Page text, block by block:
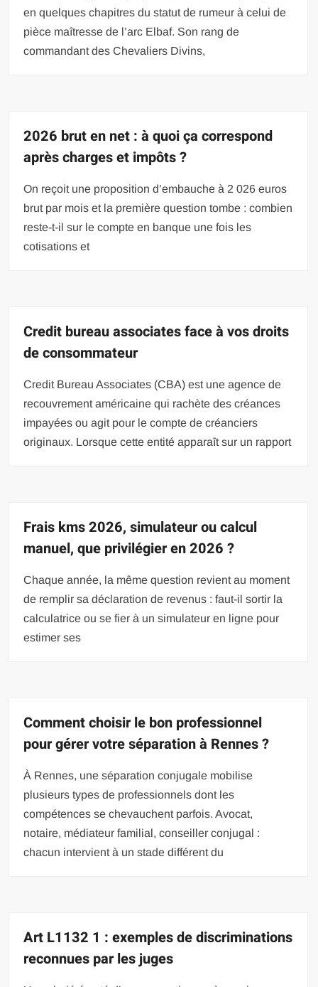
en quelques chapitres du statut de rumeur à celui de
pièce maîtresse de l’arc Elbaf. Son rang de
commandant des Chevaliers Divins,
2026 brut en net : à quoi ça correspond
après charges et impôts ?
On reçoit une proposition d’embauche à 2 026 euros
brut par mois et la première question tombe : combien
reste-t-il sur le compte en banque une fois les
cotisations et
Credit bureau associates face à vos droits
de consommateur
Credit Bureau Associates (CBA) est une agence de
recouvrement américaine qui rachète des créances
impayées ou agit pour le compte de créanciers
originaux. Lorsque cette entité apparaît sur un rapport
Frais kms 2026, simulateur ou calcul
manuel, que privilégier en 2026 ?
Chaque année, la même question revient au moment
de remplir sa déclaration de revenus : faut-il sortir la
calculatrice ou se fier à un simulateur en ligne pour
estimer ses
Comment choisir le bon professionnel
pour gérer votre séparation à Rennes ?
À Rennes, une séparation conjugale mobilise
plusieurs types de professionnels dont les
compétences se chevauchent parfois. Avocat,
notaire, médiateur familial, conseiller conjugal :
chacun intervient à un stade différent du
Art L1132 1 : exemples de discriminations
reconnues par les juges